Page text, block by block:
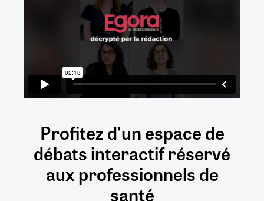
Profitez d'un espace de
débatsinteractifréservé
auxprofessionnels de
santé